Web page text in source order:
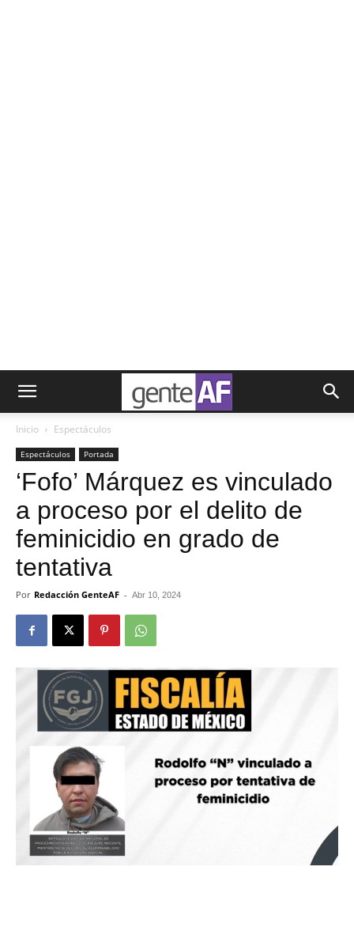
Inicio Espectáculos
Espectáculos Portada
‘Fofo’ Márquez es vinculado
a proceso por el delito de
feminicidio en grado de
tentativa
Por Redacción GenteAF - Abr 10, 2024